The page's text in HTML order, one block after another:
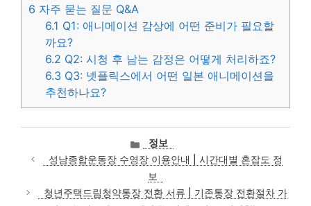
6 자주 묻는 질문 Q&A
6.1 Q1: 애니메이션 감상에 어떤 준비가 필요할
까요?
6.2 Q2: 시청 후 남는 감정은 어떻게 처리하죠?
6.3 Q3: 넷플릭스에서 어떤 일본 애니메이션을
추천하나요?
카
테
고
리
정보
성남종합운동장 수영장 이용안내 | 시간대별 혼잡도 정
보
청년주택드림청약통장 전환 서류 | 기존통장 전환절차 가